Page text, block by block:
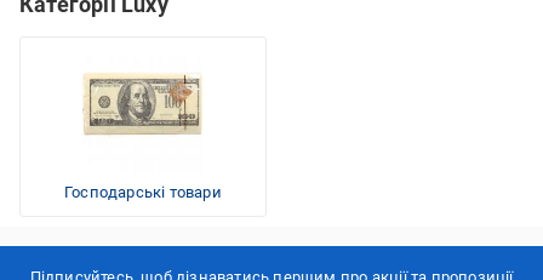
Не обнаружила.
Господарські товари